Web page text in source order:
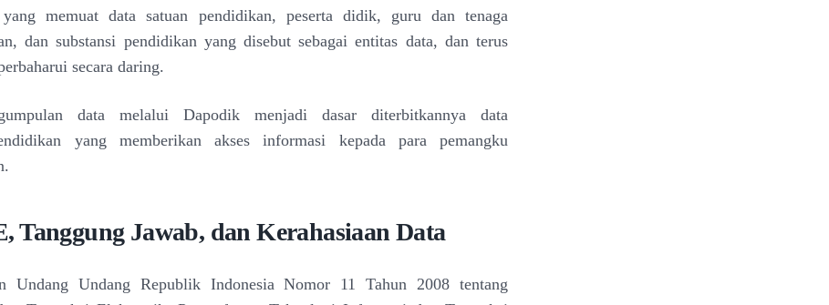
yang memuat data satuan pendidikan, peserta didik, guru dan tenaga
dan substansi pendidikan yang disebut sebagai entitas data, dan terus
secara daring.
data melalui Dapodik menjadi dasar diterbitkannya data
yang memberikan akses informasi kepada para pemangku
Tanggung Jawab, dan Kerahasiaan Data
Undang Undang Republik Indonesia Nomor 11 Tahun 2008 tentang